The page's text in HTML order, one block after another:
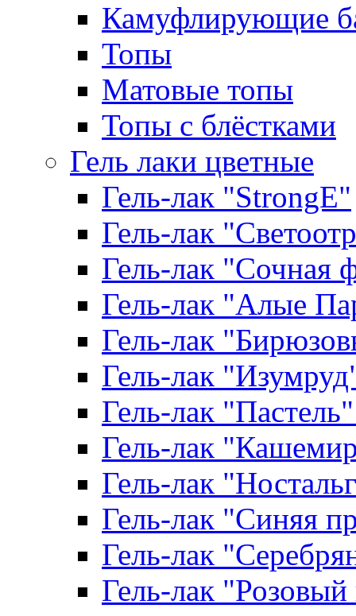
Камуфлирующие
Топы
Матовые топы
Топы с блёстками
Гель лаки цветные
Гель-лак "StrongE"
Гель-лак
Гель-лак "Сочная
Гель-лак "Алые
Гель-лак
Гель-лак
Гель-лак
Гель-лак
Гель-лак
Гель-лак "Синяя
Гель-лак
Гель-лак